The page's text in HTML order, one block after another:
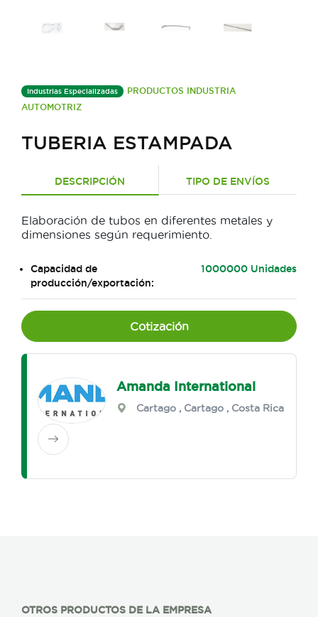
Industrias Especializadas
PRODUCTOS INDUSTRIA
AUTOMOTRIZ
TUBERIA ESTAMPADA
DESCRIPCIÓN TIPO DE ENVÍOS
Elaboración de tubos en diferentes metales y
dimensiones según requerimiento.
Capacidad de
producción/exportación:
1000000 Unidades
Cotización
Amanda International
Cartago , Cartago , Costa Rica
OTROS PRODUCTOS DE LA EMPRESA